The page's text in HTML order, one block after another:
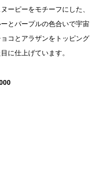
ーピーをモチーフにした、
とパープルの色合いで宇宙
コとアラザンをトッピング
に仕上げています。